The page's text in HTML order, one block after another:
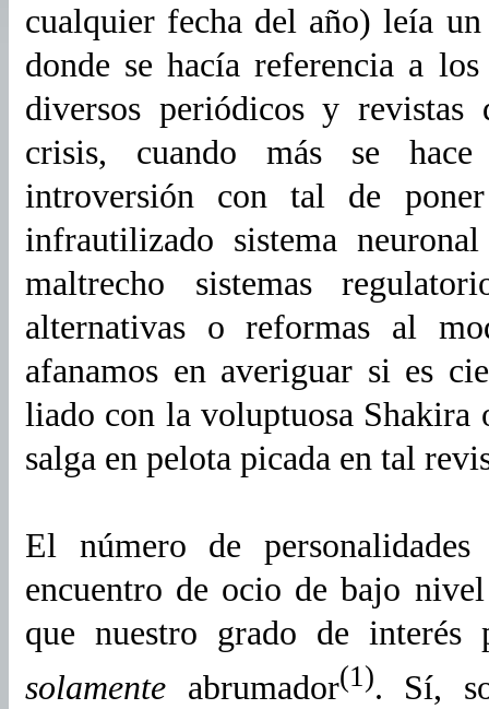
cualquier fecha del año) leía
donde se hacía referencia a
diversos periódicos y
crisis, cuando más se
introversión con tal de
infrautilizado sistema
maltrecho sistemas
alternativas o reformas al
afanamos en averiguar si es
liado con la voluptuosa Shakira
salga en pelota picada en tal
El número de
encuentro de ocio de bajo
que nuestro grado de
solamente abrumador(1). Sí,